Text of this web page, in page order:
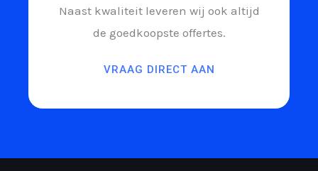
Naast kwaliteit leveren wij ook altijd
de goedkoopste offertes.
VRAAG DIRECT AAN